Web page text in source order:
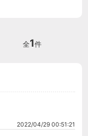
全1件
2022/04/29 00:51:21